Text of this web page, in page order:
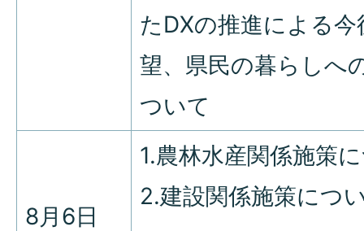
たDXの推進による今
望、県民の暮らしへ
ついて
8月6日
1.農林水産関係施策
2.建設関係施策につ